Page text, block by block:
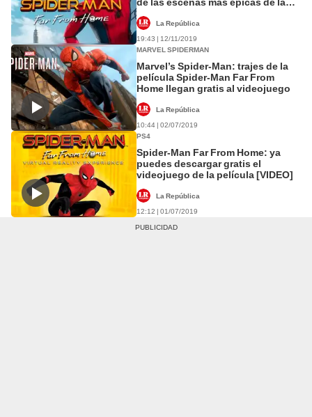
La República
19:43 | 12/11/2019
MARVEL SPIDERMAN
Marvel’s Spider-Man: trajes de la
película Spider-Man Far From
Home llegan gratis al videojuego
La República
10:44 | 02/07/2019
PS4
Spider-Man Far From Home: ya
puedes descargar gratis el
videojuego de la película [VIDEO]
La República
12:12 | 01/07/2019